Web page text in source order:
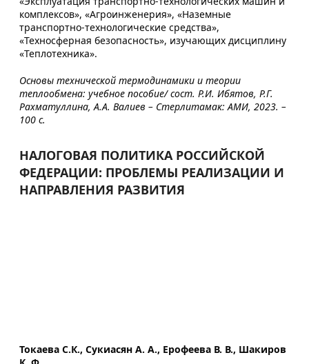
комплексов», «Агроинженерия», «Наземные
транспортно-технологические средства»,
«Техносферная безопасность», изучающих дисциплину
«Теплотехника».
Основы технической термодинамики и теории
теплообмена: учебное пособие/ сост. Р.И. Ибятов, Р.Г.
Рахматуллина, А.А. Валиев – Стерлитамак: АМИ, 2023. –
100 с.
НАЛОГОВАЯ ПОЛИТИКА РОССИЙСКОЙ
ФЕДЕРАЦИИ: ПРОБЛЕМЫ РЕАЛИЗАЦИИ И
НАПРАВЛЕНИЯ РАЗВИТИЯ
Токаева С.К., Сукиасян А. А., Ерофеева В. В., Шакиров